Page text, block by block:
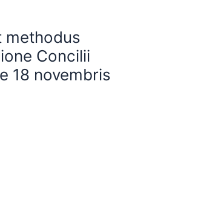
methodus
Concilii
18 novembris